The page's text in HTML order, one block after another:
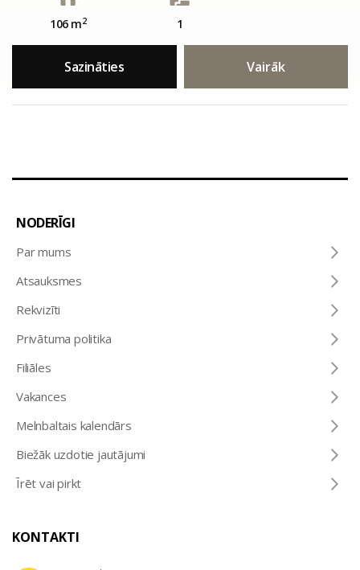
106 m2 1
Sazināties Vairāk
NODERĪGI
Par mums
Atsauksmes
Rekvizīti
Privātuma politika
Filiāles
Vakances
Melnbaltais kalendārs
Biežāk uzdotie jautājumi
Īrēt vai pirkt
KONTAKTI